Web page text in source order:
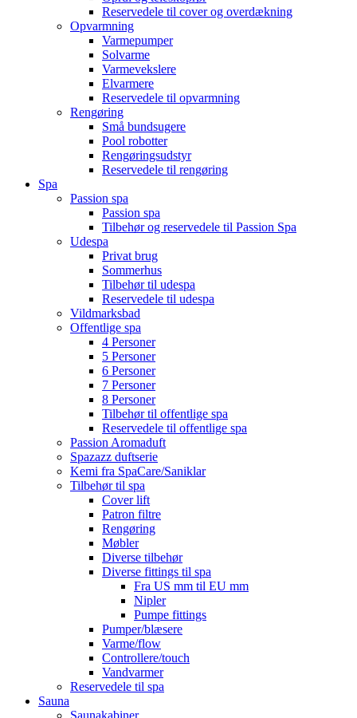
Reservedele til cover og overdækning
Opvarmning
Varmepumper
Solvarme
Varmevekslere
Elvarmere
Reservedele til opvarmning
Rengøring
Små bundsugere
Pool robotter
Rengøringsudstyr
Reservedele til rengøring
Spa
Passion spa
Passion spa
Tilbehør og reservedele til Passion Spa
Udespa
Privat brug
Sommerhus
Tilbehør til udespa
Reservedele til udespa
Vildmarksbad
Offentlige spa
4 Personer
5 Personer
6 Personer
7 Personer
8 Personer
Tilbehør til offentlige spa
Reservedele til offentlige spa
Passion Aromaduft
Spazazz duftserie
Kemi fra SpaCare/Saniklar
Tilbehør til spa
Cover lift
Patron filtre
Rengøring
Møbler
Diverse tilbehør
Diverse fittings til spa
Fra US mm til EU mm
Nipler
Pumpe fittings
Pumper/blæsere
Varme/flow
Controllere/touch
Vandvarmer
Reservedele til spa
Sauna
Saunakabiner